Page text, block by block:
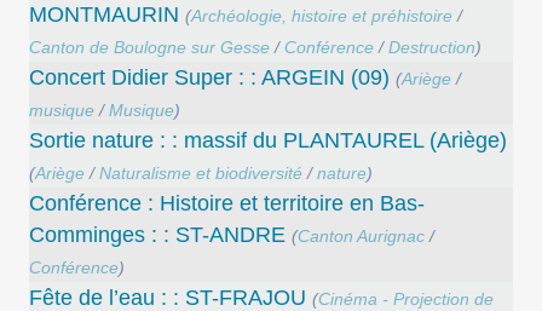
MONTMAURIN (Archéologie, histoire et préhistoire /
Canton de Boulogne sur Gesse / Conférence /Destruction)
Concert Didier Super : : ARGEIN (09) (Ariège /
musique /Musique)
Sortie nature : : massif du PLANTAUREL (Ariège)
(Ariège /Naturalisme et biodiversité /nature)
Conférence : Histoire et territoire en Bas-
Comminges : : ST-ANDRE (Canton Aurignac /
Conférence)
Fête de l’eau : : ST-FRAJOU (Cinéma - Projection de